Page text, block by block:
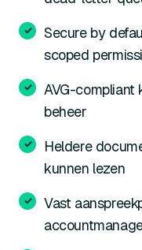
Secure by
scoped
AVG-
beheer
Heldere
kunnen lezen
Vast